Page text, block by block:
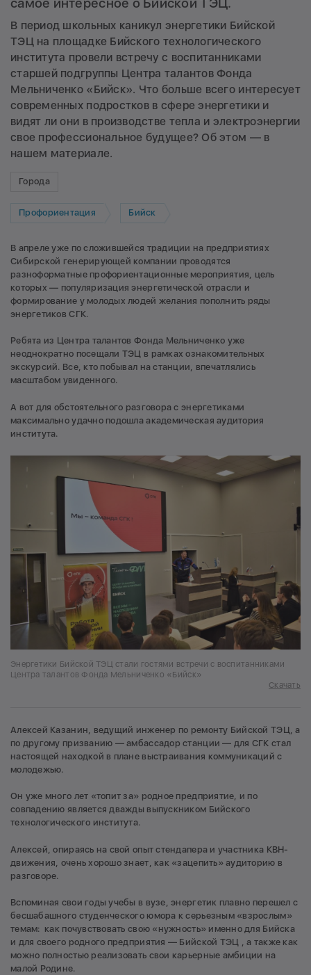
самое интересное о Бийской ТЭЦ.
В период школьных каникул энергетики Бийской
ТЭЦ на площадке Бийского технологического
института провели встречу с воспитанниками
старшей подгруппы Центра талантов Фонда
Мельниченко «Бийск». Что больше всего интересует
современных подростков в сфере энергетики и
видят ли они в производстве тепла и электроэнергии
свое профессиональное будущее? Об этом — в
нашем материале.
Города
Профориентация Бийск
В апреле уже по сложившейся традиции на предприятиях
Сибирской генерирующей компании проводятся
разноформатные профориентационные мероприятия, цель
которых — популяризация энергетической отрасли и
формирование у молодых людей желания пополнить ряды
энергетиков СГК.
Ребята из Центра талантов Фонда Мельниченко уже
неоднократно посещали ТЭЦ в рамках ознакомительных
экскурсий. Все, кто побывал на станции, впечатлялись
масштабом увиденного.
А вот для обстоятельного разговора с энергетиками
максимально удачно подошла академическая аудитория
института.
Энергетики Бийской ТЭЦ стали гостями встречи с воспитанниками
Центра талантов Фонда Мельниченко «Бийск»
Скачать
Алексей Казанин, ведущий инженер по ремонту Бийской ТЭЦ, а
по другому призванию — амбассадор станции — для СГК стал
настоящей находкой в плане выстраивания коммуникаций с
молодежью.
Он уже много лет «топит за» родное предприятие, и по
совпадению является дважды выпускником Бийского
технологического института.
Алексей, опираясь на свой опыт стендапера и участника КВН-
движения, очень хорошо знает, как «зацепить» аудиторию в
разговоре.
Вспоминая свои годы учебы в вузе, энергетик плавно перешел с
бесшабашного студенческого юмора к серьезным «взрослым»
темам: как почувствовать свою «нужность» именно для Бийска
и для своего родного предприятия — Бийской ТЭЦ , а также как
можно полностью реализовать свои карьерные амбиции на
малой Родине.